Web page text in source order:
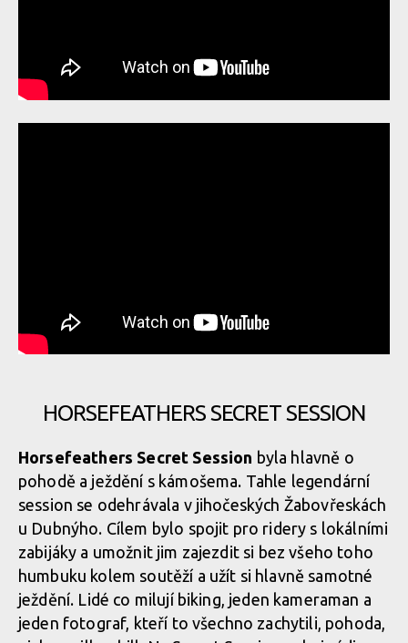
Horsefeathers
Kozzy Style
HORSEFEATHERS SECRET SESSION
Horsefeathers Secret Session byla hlavně o
pohodě a ježdění s kámošema. Tahle legendární
session se odehrávala v jihočeských Žabovřeskách
u Dubnýho. Cílem bylo spojit pro ridery s lokálními
zabijáky a umožnit jim zajezdit si bez všeho toho
humbuku kolem soutěží a užít si hlavně samotné
ježdění. Lidé co milují biking, jeden kameraman a
jeden fotograf, kteří to všechno zachytili, pohoda,